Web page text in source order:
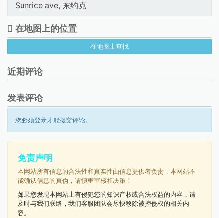
Sunrice ave, 东约克
在地图上的位置
在地图上查找
近期评论
发表评论
您必须登录才能提交评论。
免责声明
本网站所有信息的合法性和真实性由信息提供者负责，本网站不
能确认信息的真伪，请慎重审核和决策！
如果您发现本网站上有侵犯您的知识产权或合法权益的内容，请
及时与我们联络，我们客服团队会尽快移除被控侵权的相关内
容。